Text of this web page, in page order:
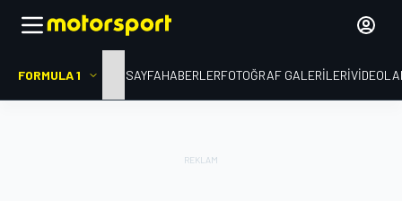
FORMULA 1 ANA SAYFAHABERLERFOTOĞRAF GALERILERI